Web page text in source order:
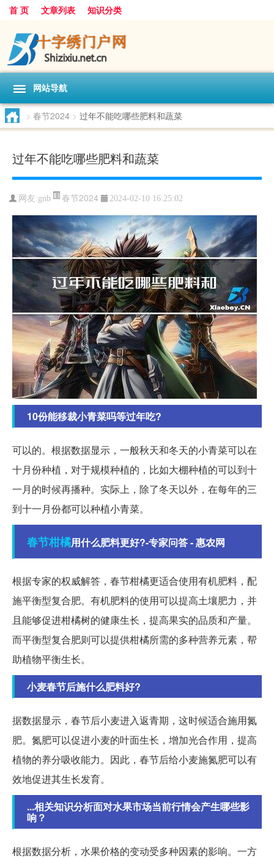
首 页 文章列表 知识分类
网站导航
> 春节2024 > 过年不能吃哪些肥料和蔬菜
过年不能吃哪些肥料和蔬菜
网友:gnb 春节2024 2024-02-10 16:25:02
10份能移裁小青菜吗等过年吃?
可以的。根据数据显示，一般秋天和冬天的小青菜可以在
十月份种植，对于规模种植的，比如大棚种植的可以到十
一月的时候再播种。实际上，除了冬天以外，在每年的三
到十一月份都可以种植小青菜。
春节柑橘用什么肥料更好?-专家问答 - 惠农网
根据专家的权威解答，春节柑橘更适合使用有机肥料，配
施平衡型复合肥。有机肥料的使用可以提高土壤肥力，并
且能够促进柑橘树的健康生长，提高果实的品质和产量。
而平衡型复合肥则可以提供柑橘所需的多种营养元素，帮
助植物平衡生长。
小麦春节后施什么肥料好?
据数据显示，春节后小麦进入返青期，这时候适合施用氮
肥。氮肥可以促进小麦的叶面生长，增加光合作用，提高
植物的养分吸收能力。因此，春节后给小麦施氮肥可以有
效地促进其生长发育。
...相关知识分析面对水果市场当前行情会产生哪些影
响？
根据数据分析，水果价格的变动受多种因素的影响。一方